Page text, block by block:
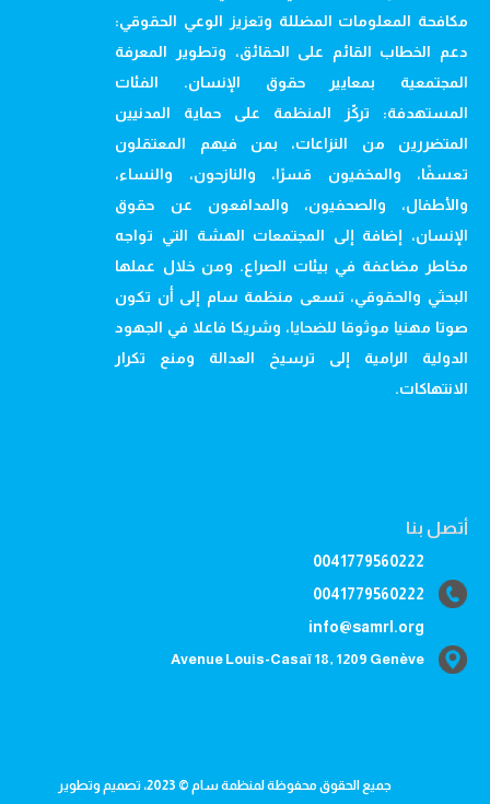
مكافحة المعلومات المضللة وتعزيز الوعي الحقوقي:
دعم الخطاب القائم على الحقائق، وتطوير المعرفة
المجتمعية بمعايير حقوق الإنسان. الفئات
المستهدفة: تركّز المنظمة على حماية المدنيين
المتضررين من النزاعات، بمن فيهم المعتقلون
تعسفًا، والمخفيون قسرًا، والنازحون، والنساء،
والأطفال، والصحفيون، والمدافعون عن حقوق
الإنسان، إضافة إلى المجتمعات الهشة التي تواجه
مخاطر مضاعفة في بيئات الصراع. ومن خلال عملها
البحثي والحقوقي، تسعى منظمة سام إلى أن تكون
صوتا مهنيا موثوقا للضحايا، وشريكا فاعلا في الجهود
الدولية الرامية إلى ترسيخ العدالة ومنع تكرار
الانتهاكات.
أتصل بنا
0041779560222
0041779560222
info@samrl.org
Avenue Louis-Casaï 18, 1209 Genève
جميع الحقوق محفوظة لمنظمة سام © 2023، تصميم وتطوير